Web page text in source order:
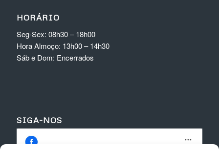
HORÁRIO
Seg-Sex: 08h30 – 18h00
Hora Almoço: 13h00 – 14h30
Sáb e Dom: Encerrados
SIGA-NOS